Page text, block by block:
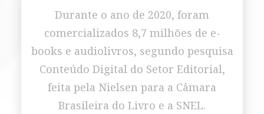
Durante o ano de 2020, foram
comercializados 8,7 milhões de e-
books e audiolivros, segundo pesquisa
Conteúdo Digital do Setor Editorial,
feita pela Nielsen para a Câmara
Brasileira do Livro e a SNEL.